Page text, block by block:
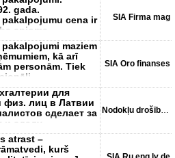
gada.
cena ir
apjoma.
SIA Firma mag
maziem
kā arī
personām. Tiek
SIA Oro finanses
для
физ. лиц в Латвии
сделает за
и сдаду
Nodokļu drošības centrs
atrast –
kurš